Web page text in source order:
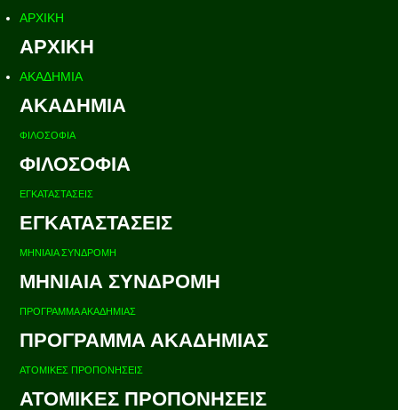
ΑΡΧΙΚΗ
ΑΡΧΙΚΗ
ΑΚΑΔΗΜΙΑ
ΑΚΑΔΗΜΙΑ
ΦΙΛΟΣΟΦΙΑ
ΦΙΛΟΣΟΦΙΑ
ΕΓΚΑΤΑΣΤΑΣΕΙΣ
ΕΓΚΑΤΑΣΤΑΣΕΙΣ
ΜΗΝΙΑΙΑ ΣΥΝΔΡΟΜΗ
ΜΗΝΙΑΙΑ ΣΥΝΔΡΟΜΗ
ΠΡΟΓΡΑΜΜΑ ΑΚΑΔΗΜΙΑΣ
ΠΡΟΓΡΑΜΜΑ ΑΚΑΔΗΜΙΑΣ
ΑΤΟΜΙΚΕΣ ΠΡΟΠΟΝΗΣΕΙΣ
ΑΤΟΜΙΚΕΣ ΠΡΟΠΟΝΗΣΕΙΣ